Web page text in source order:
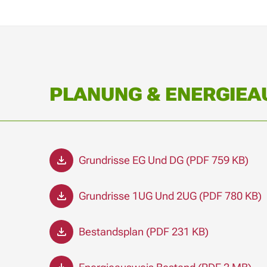
PLANUNG &
Grundrisse EG Und DG (PDF 759 KB)
Grundrisse 1UG Und 2UG (PDF 780 KB)
Bestandsplan (PDF 231 KB)